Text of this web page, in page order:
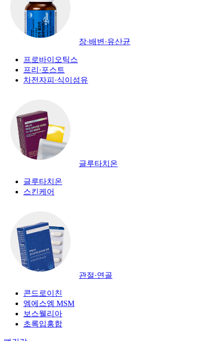
장·배변·유산균
프로바이오틱스
프리·포스트
차전자피·식이섬유
글루타치온
글루타치온
스킨케어
관절·연골
콘드로이친
엠에스엠 MSM
보스웰리아
초록입홍합